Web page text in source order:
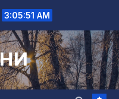
3:05:53 AM